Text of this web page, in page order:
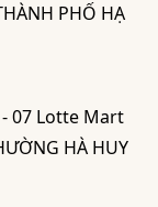
PHỐ HẠ
07 Lotte Mart
HÀ HUY